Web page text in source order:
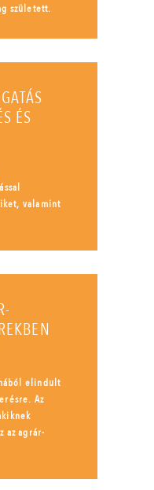
született.
ÉS
valamint
elindult
Az
az agrár-